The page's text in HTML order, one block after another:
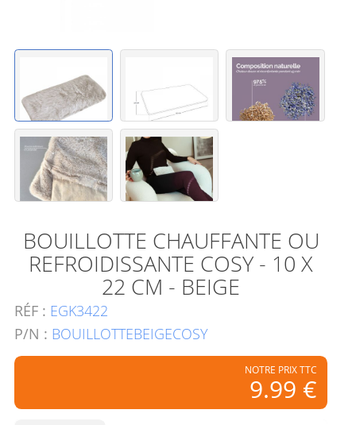
BOUILLOTTE CHAUFFANTE OU
REFROIDISSANTE COSY - 10 X
22 CM - BEIGE
RÉF : EGK3422
P/N : BOUILLOTTEBEIGECOSY
NOTRE PRIX TTC
9.99 €